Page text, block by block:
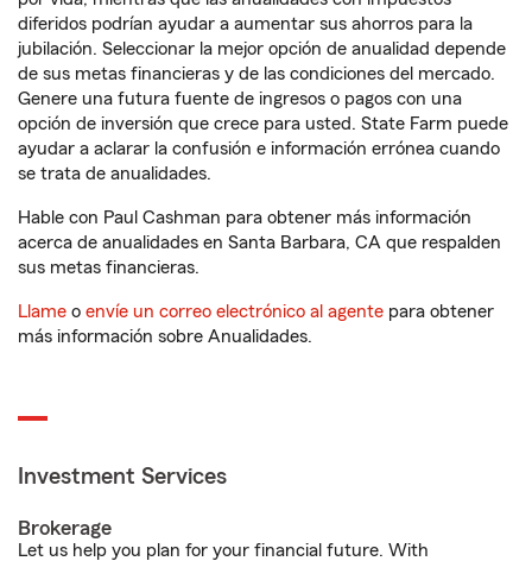
diferidos podrían ayudar a aumentar sus ahorros para la
jubilación. Seleccionar la mejor opción de anualidad depende
de sus metas financieras y de las condiciones del mercado.
Genere una futura fuente de ingresos o pagos con una
opción de inversión que crece para usted. State Farm puede
ayudar a aclarar la confusión e información errónea cuando
se trata de anualidades.
Hable con Paul Cashman para obtener más información
acerca de anualidades en Santa Barbara, CA que respalden
sus metas financieras.
Llame o envíe un correo electrónico al agente para obtener
más información sobre Anualidades.
Investment Services
Brokerage
Let us help you plan for your financial future. With